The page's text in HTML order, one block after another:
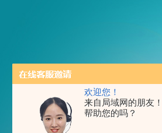
欢迎您！
来自局域网的朋友
帮助您的吗？